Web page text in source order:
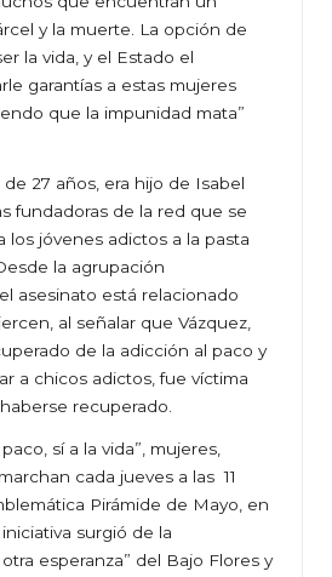
y la muerte. La opción de
la vida, y el Estado el
garantías a estas mujeres
que la impunidad mata”
de 27 años, era hijo de Isabel
fundadoras de la red que se
los jóvenes adictos a la pasta
la agrupación
asesinato está relacionado
al señalar que Vázquez,
de la adicción al paco y
a chicos adictos, fue víctima
recuperado.
sí a la vida”, mujeres,
cada jueves a las 11
Pirámide de Mayo, en
surgió de la
esperanza” del Bajo Flores y